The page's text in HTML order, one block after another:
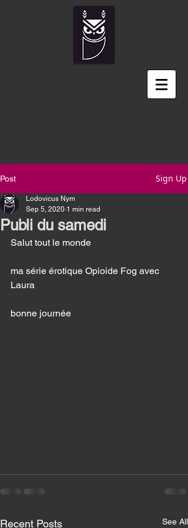
Post Sign Up
Publi du samedi
Lodovicus Nym
Sep 5, 2020 1 min read
Salut tout le monde
ma série érotique Opioide Fog avec
Laura
bonne journée
Recent Posts See All